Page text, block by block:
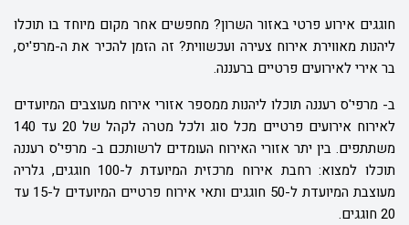
חוגגים אירוע פרטי באזור השרון? מחפשים אחר מקום מיוחד בו תוכלו
ליהנות מאווירת אירוח צעירה ועכשווית? זה הזמן להכיר את ה-מרפ'יס,
בר אירי לאירועים פרטיים ברעננה.
ב- מרפי'ס רעננה תוכלו ליהנות ממספר אזורי אירוח מעוצבים המיועדים
לאירוח אירועים פרטיים מכל סוג ולכל מטרה לקהל של 20 עד 140
משתתפים. בין יתר אזורי האירוח העומדים לרשותכם ב- מרפי'ס רעננה
תוכלו למצוא: רחבת אירוח מרכזית המיועדת ל-100 חוגגים, גלריה
מעוצבת המיועדת ל-50 חוגגים ותאי אירוח פרטיים המיועדים ל-15 עד
20 חוגגים.